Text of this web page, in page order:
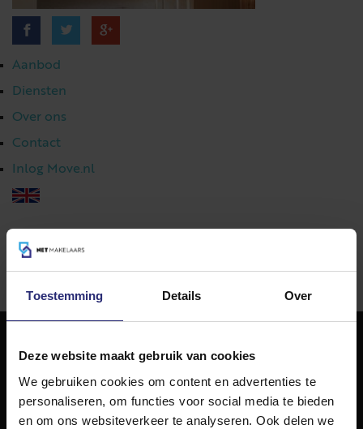
Toestemming Details Over
Deze website maakt gebruik van cookies
We gebruiken cookies om content en advertenties te
personaliseren, om functies voor social media te bieden
en om ons websiteverkeer te analyseren. Ook delen we
Aanbod
Diensten
Over ons
Contact
Inlog Move.nl
023 303 54 44
NET Makelaars
NET Makelaars is een modern makelaarskantoor met
decennialange ervaring in het vak en diepgaande kennis
van de huizenmarkt in Haarlem en omstreken.